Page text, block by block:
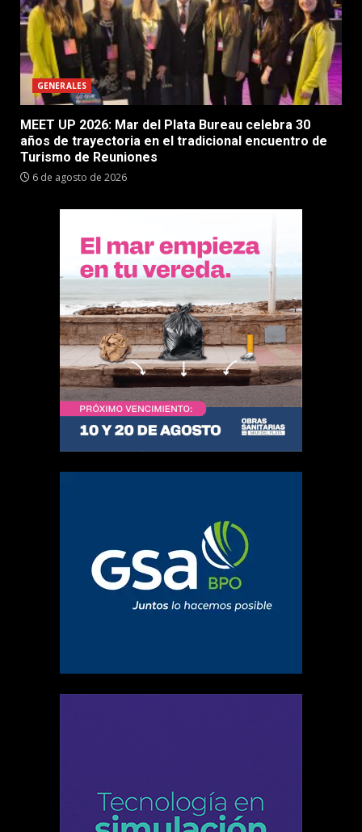
GENERALES
MEET UP 2026: Mar del Plata Bureau celebra 30
años de trayectoria en el tradicional encuentro de
Turismo de Reuniones
6 de agosto de 2026